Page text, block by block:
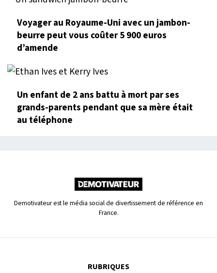
Voyager au Royaume-Uni avec un jambon-
beurre peut vous coûter 5 900 euros
d’amende
Un enfant de 2 ans battu à mort par ses
grands-parents pendant que sa mère était
au téléphone
Demotivateur est le média social de divertissement de référence en
France.
RUBRIQUES